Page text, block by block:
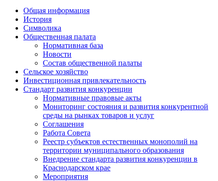
Общая информация
История
Символика
Общественная палата
Нормативная база
Новости
Состав общественной палаты
Сельское хозяйство
Инвестиционная привлекательность
Стандарт развития конкуренции
Нормативные правовые акты
Мониторинг состояния и развития конкурентной
среды на рынках товаров и услуг
Соглашения
Работа Совета
Реестр субъектов естественных монополий на
территории муниципального образования
Внедрение стандарта развития конкуренции в
Краснодарском крае
Мероприятия